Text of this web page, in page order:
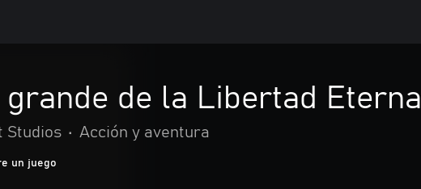
grande de la Libertad Eterna
Studios • Acción y aventura
un juego